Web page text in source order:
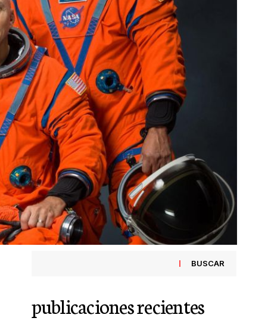
BUSCAR
publicaciones recientes